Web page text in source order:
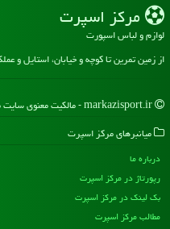
مركز اسپرت
لوازم و لباس اسپورت
از زمین تمرین تا کوچه و خیابان، استایل و
میانبرهای مركز اسپرت
درباره ما
رپورتاژ در مركز اسپرت
بک لینک در مركز اسپرت
مطالب مركز اسپرت